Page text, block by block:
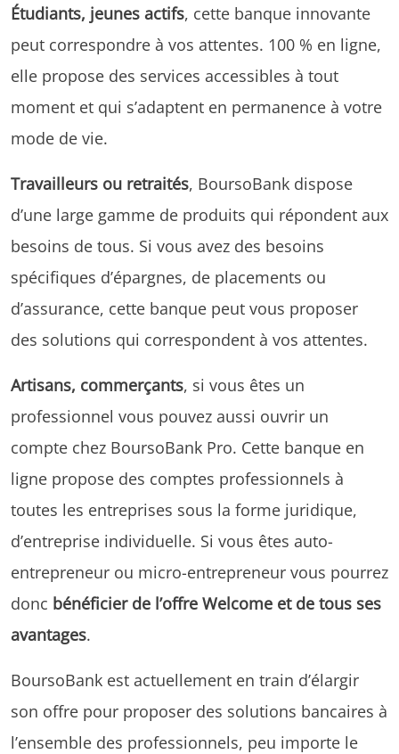
Étudiants, jeunes actifs, cette banque innovante
peut correspondre à vos attentes. 100 % en ligne,
elle propose des services accessibles à tout
moment et qui s’adaptent en permanence à votre
mode de vie.
Travailleurs ou retraités, BoursoBank dispose
d’une large gamme de produits qui répondent aux
besoins de tous. Si vous avez des besoins
spécifiques d’épargnes, de placements ou
d’assurance, cette banque peut vous proposer
des solutions qui correspondent à vos attentes.
Artisans, commerçants, si vous êtes un
professionnel vous pouvez aussi ouvrir un
compte chez BoursoBank Pro. Cette banque en
ligne propose des comptes professionnels à
toutes les entreprises sous la forme juridique,
d’entreprise individuelle. Si vous êtes auto-
entrepreneur ou micro-entrepreneur vous pourrez
donc bénéficier de l’offre Welcome et de tous ses
avantages.
BoursoBank est actuellement en train d’élargir
son offre pour proposer des solutions bancaires à
l’ensemble des professionnels, peu importe le